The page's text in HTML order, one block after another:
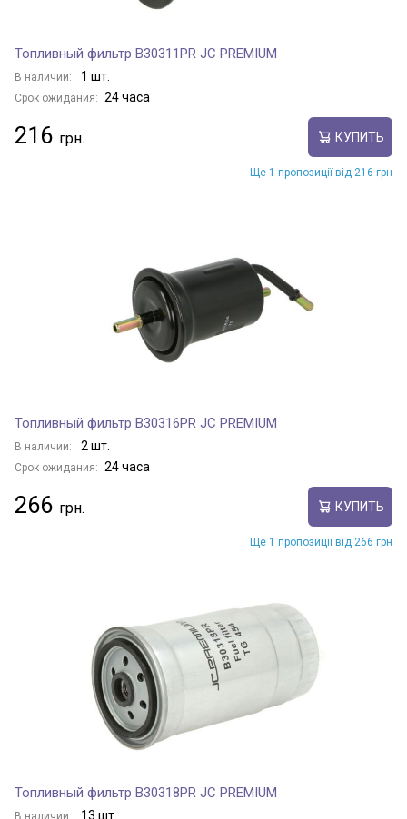
Топливный фильтр B30311PR JC PREMIUM
В наличии: 1 шт.
Срок ожидания: 24 часа
216 КУПИТЬ
Ще 1 пропозиції від 216 грн
Топливный фильтр B30316PR JC PREMIUM
В наличии: 2 шт.
Срок ожидания: 24 часа
266 КУПИТЬ
Ще 1 пропозиції від 266 грн
Топливный фильтр B30318PR JC PREMIUM
В наличии: 13 шт.